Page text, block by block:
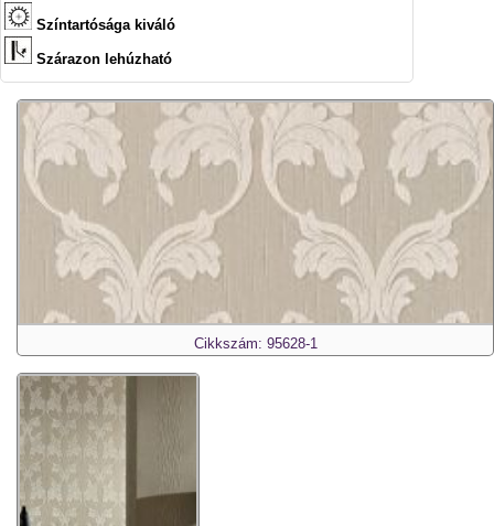
Színtartósága kiváló
Szárazon lehúzható
Cikkszám: 95628-1